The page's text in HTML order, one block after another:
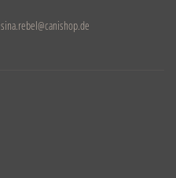
sina.rebel@canishop.de